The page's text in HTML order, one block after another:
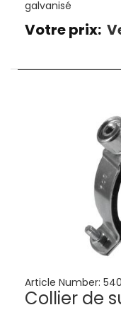
galvanisé
Votre prix:
Article Number:
Collier de